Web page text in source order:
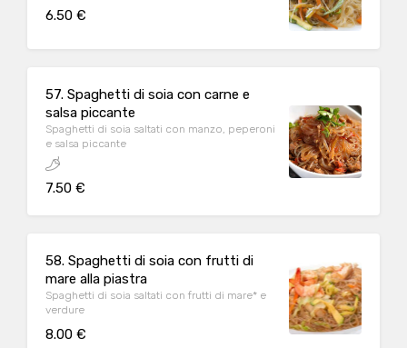
6.50 €
57. Spaghetti di soia con carne e
salsa piccante
Spaghetti di soia saltati con manzo, peperoni
e salsa piccante
7.50 €
58. Spaghetti di soia con frutti di
mare alla piastra
Spaghetti di soia saltati con frutti di mare* e
verdure
8.00 €